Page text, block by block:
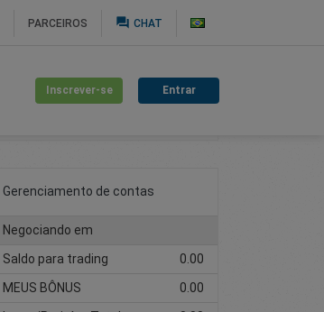
PARCEIROS question_answer CHAT
Inscrever-se Entrar
Criar Conta de Trading
Gerenciamento de contas
Negociando em
Saldo para trading
0.00
MEUS BÔNUS
0.00